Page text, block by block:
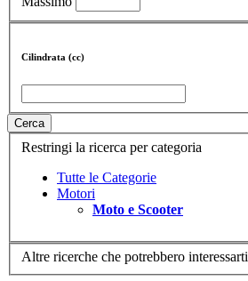
Cilindrata (cc)
Cerca
Restringi la ricerca per categoria
Tutte le Categorie
Motori
Moto e Scooter
Altre ricerche che potrebbero interessarti